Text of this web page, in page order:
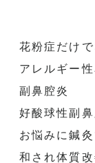
花粉症だけで
アレルギー
副鼻腔炎
好酸球性副
お悩みに鍼
和され体質